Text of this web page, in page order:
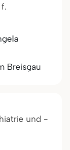
Breisgau
und -